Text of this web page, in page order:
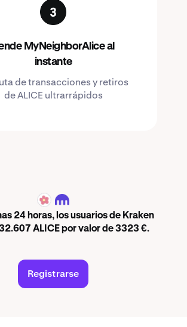
MyNeighborAlice al
instante
de transacciones y retiros
de ALICE ultrarrápidos
ALICE
24 horas, los usuarios de Kraken
ALICE por valor de 3323 €.
Registrarse